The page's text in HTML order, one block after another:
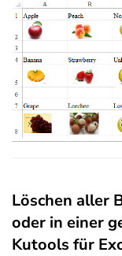
Löschen aller
oder in einer
Kutools für